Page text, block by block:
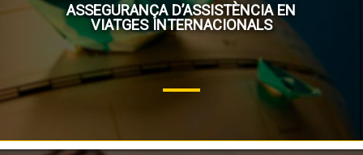
ASSEGURANÇA D’ASSISTÈNCIA EN
VIATGES INTERNACIONALS